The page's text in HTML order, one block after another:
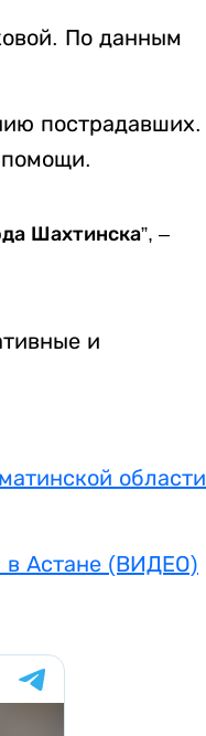
По данным
пострадавших.
Шахтинска”, –
и
области
в Астане (ВИДЕО)